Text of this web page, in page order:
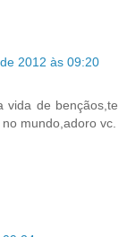
2012 às 09:20
vida de bençãos,te
mundo,adoro vc.